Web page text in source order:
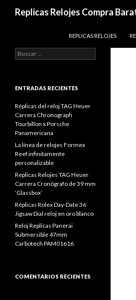
Replicas Relojes Compra
REPLICAS RELOJES
Buscar:
ENTRADAS RECIENTES
Réplicas del reloj TAG Heuer
Carrera Chronograph
Tourbillon x Porsche
Panamericana
La línea de relojes Formex
Reef infinitamente
personalizable
Replicas Relojes TAG Heuer
Carrera Cronógrafo de 39 mm
‘Glassbox’
Réplicas Rolex Day-Date 36
Jigsaw Dial reloj en oro blanco
Reloj Replicas Panerai
Submersible 47mm
Carbotech PAM01616
COMENTARIOS RECIENTES